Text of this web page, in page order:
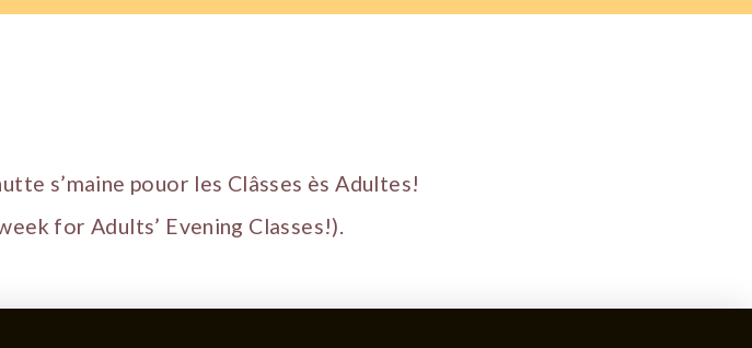
s’maine pouor les Clâsses ès Adultes!
for Adults’ Evening Classes!).